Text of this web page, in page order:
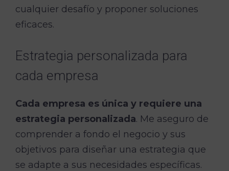
cualquier desafío y proponer soluciones
eficaces.
Estrategia personalizada para
cada empresa
Cada empresa es única y requiere una
estrategia personalizada. Me aseguro de
comprender a fondo el negocio y sus
objetivos para diseñar una estrategia que
se adapte a sus necesidades específicas.